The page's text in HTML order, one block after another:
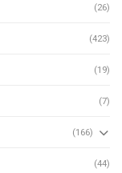
(26)
(423)
(19)
(7)
(166)
(44)